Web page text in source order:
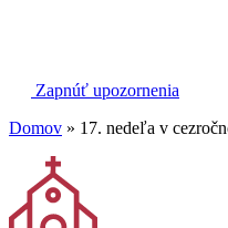
Zapnúť upozornenia
Domov » 17. nedeľa v